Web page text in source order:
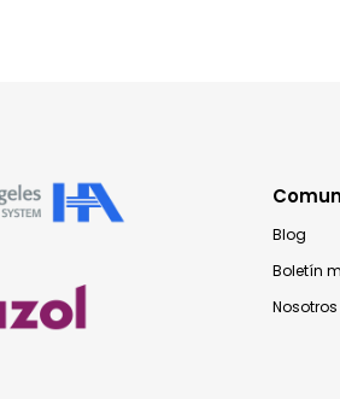
Blog
Boletín
Nosotros